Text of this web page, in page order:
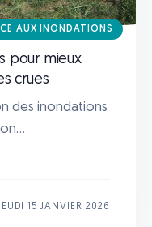
AUX INONDATIONS
pour mieux
crues
des inondations
15 JANVIER 2026